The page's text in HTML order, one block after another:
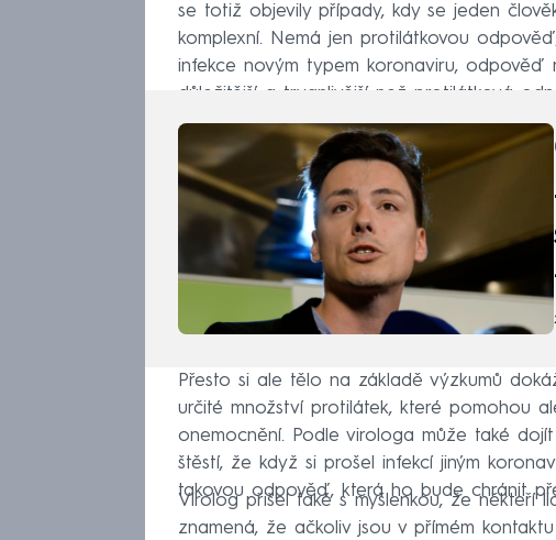
se totiž objevily případy, kdy se jeden
komplexní. Nemá jen protilátkovou
infekce novým typem koronaviru,
důležitější a trvanlivější než protilátková
Přesto si ale tělo na základě výzkumů
určité množství protilátek, které pomohou
onemocnění. Podle virologa může také dojít
štěstí, že když si prošel infekcí jiným
takovou odpověď, která ho bude chránit
Virolog přišel také s myšlenkou, že někteří
znamená, že ačkoliv jsou v přímém